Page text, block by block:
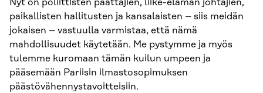
Nyt on poliittisten päättäjien, liike-elämän johtajien,
paikallisten hallitusten ja kansalaisten – siis meidän
jokaisen – vastuulla varmistaa, että nämä
mahdollisuudet käytetään. Me pystymme ja myös
tulemme kuromaan tämän kuilun umpeen ja
pääsemään Pariisin ilmastosopimuksen
päästövähennystavoitteisiin.